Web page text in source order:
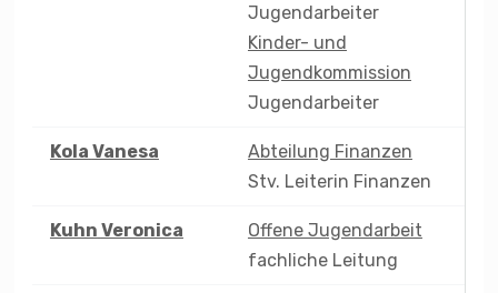
Jugendarbeiter
Kinder- und
Jugendkommission
Jugendarbeiter
Kola Vanesa
Abteilung Finanzen
Stv. Leiterin Finanzen
Kuhn Veronica
Offene Jugendarbeit
fachliche Leitung